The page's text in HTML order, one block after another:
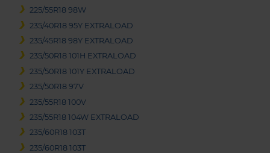
225/55R18 98W
235/40R18 95Y EXTRALOAD
235/45R18 98Y EXTRALOAD
235/50R18 101H EXTRALOAD
235/50R18 101Y EXTRALOAD
235/50R18 97V
235/55R18 100V
235/55R18 104W EXTRALOAD
235/60R18 103T
235/60R18 103T